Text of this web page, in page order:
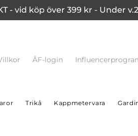
- vid köp över 399 kr - Under
ÅF-login
Trikå Kappmetervara